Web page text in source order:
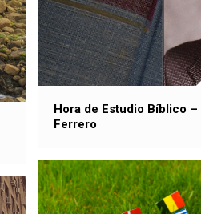
Hora de Estudio Bíblico –
Ferrero